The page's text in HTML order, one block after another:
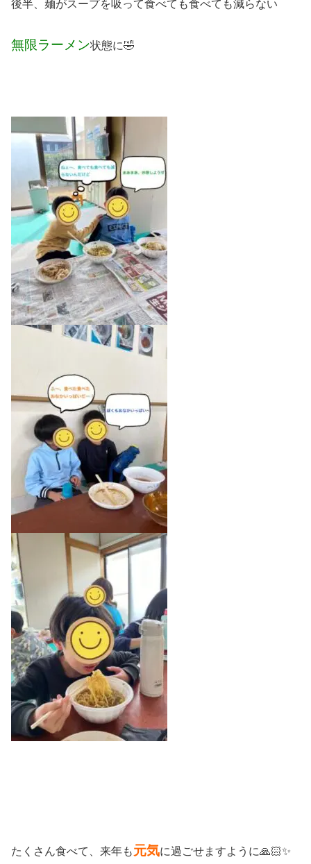
後半、麺がスープを吸って食べても食べても減らない
無限ラーメン状態に🤣
たくさん食べて、来年も元気に過ごせますように🙏🏻✨